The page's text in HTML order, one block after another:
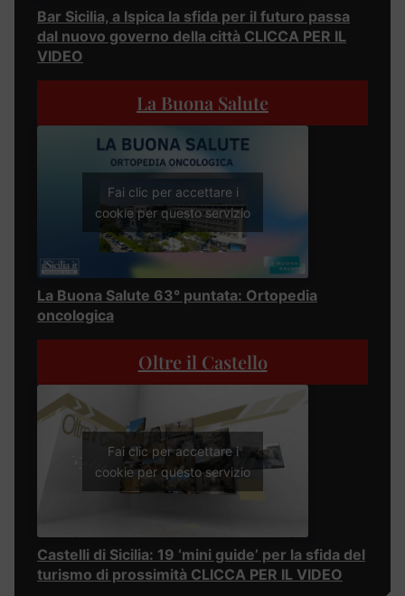
Bar Sicilia, a Ispica la sfida per il futuro passa
dal nuovo governo della città CLICCA PER IL
VIDEO
La Buona Salute
Fai clic per accettare i
cookie per questo servizio
La Buona Salute 63° puntata: Ortopedia
oncologica
Oltre il Castello
Fai clic per accettare i
cookie per questo servizio
Castelli di Sicilia: 19 ‘mini guide’ per la sfida del
turismo di prossimità CLICCA PER IL VIDEO